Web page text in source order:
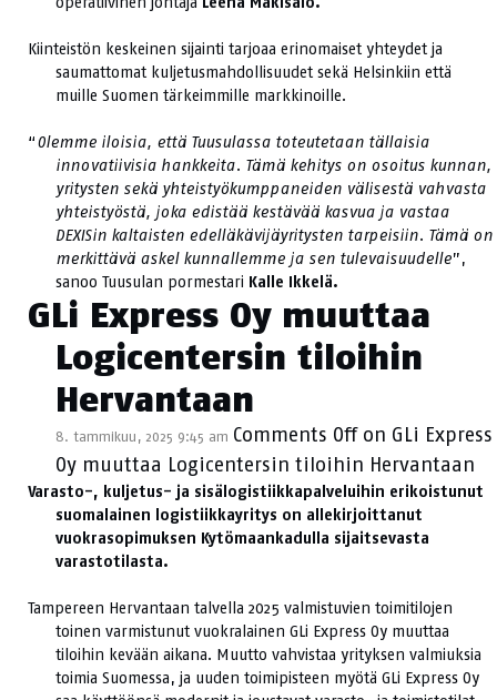
Kiinteistön keskeinen sijainti tarjoaa erinomaiset yhteydet ja
saumattomat kuljetusmahdollisuudet sekä Helsinkiin että
muille Suomen tärkeimmille markkinoille.
“Olemme iloisia, että Tuusulassa toteutetaan tällaisia
innovatiivisia hankkeita. Tämä kehitys on osoitus kunnan,
yritysten sekä yhteistyökumppaneiden välisestä vahvasta
yhteistyöstä, joka edistää kestävää kasvua ja vastaa
DEXISin kaltaisten edelläkävijäyritysten tarpeisiin. Tämä on
merkittävä askel kunnallemme ja sen tulevaisuudelle”,
sanoo Tuusulan pormestari Kalle Ikkelä.
GLi Express Oy muuttaa
Logicentersin tiloihin
Hervantaan
8. tammikuu, 2025 9:45 am Comments Offon GLi Express
Oy muuttaa Logicentersin tiloihin Hervantaan
Varasto-, kuljetus- ja sisälogistiikkapalveluihin erikoistunut
suomalainen logistiikkayritys on allekirjoittanut
vuokrasopimuksen Kytömaankadulla sijaitsevasta
varastotilasta.
Tampereen Hervantaan talvella 2025 valmistuvien toimitilojen
toinen varmistunut vuokralainen GLi Express Oy muuttaa
tiloihin kevään aikana. Muutto vahvistaa yrityksen valmiuksia
toimia Suomessa, ja uuden toimipisteen myötä GLi Express Oy